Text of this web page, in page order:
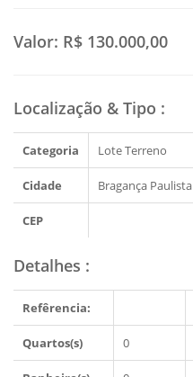
Valor: R$ 130.000,00
Localização & Tipo :
Categoria Lote Terreno
Cidade Bragança Paulista
CEP
Detalhes :
Refêrencia:
Quartos(s) 0